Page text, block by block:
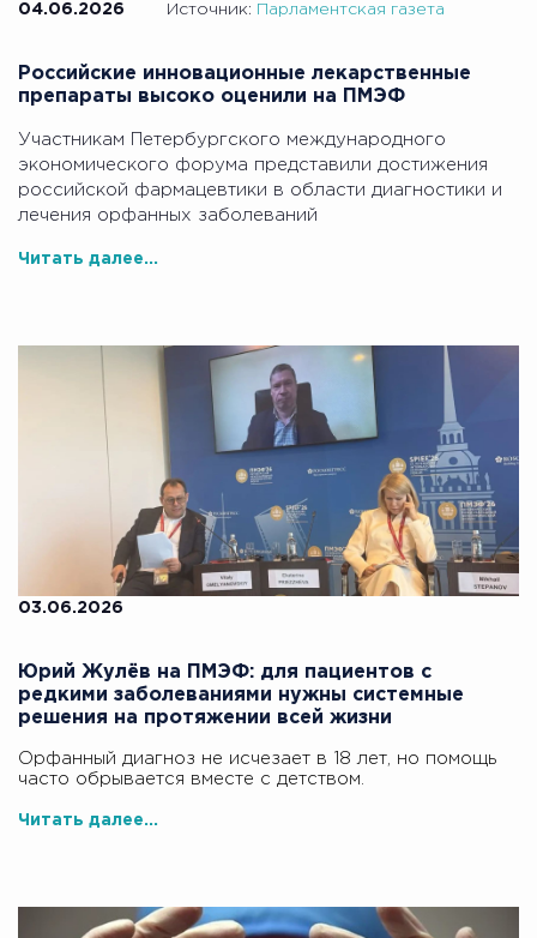
04.06.2026 Источник: Парламентская газета
Российские инновационные лекарственные
препараты высоко оценили на ПМЭФ
Участникам Петербургского международного
экономического форума представили достижения
российской фармацевтики в области диагностики и
лечения орфанных заболеваний
Читать далее...
03.06.2026
Юрий Жулёв на ПМЭФ: для пациентов с
редкими заболеваниями нужны системные
решения на протяжении всей жизни
Орфанный диагноз не исчезает в 18 лет, но помощь
часто обрывается вместе с детством.
Читать далее...